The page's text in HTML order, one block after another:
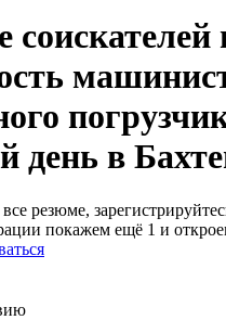
соискателей
день в
резюме,
покажем ещё 1 и